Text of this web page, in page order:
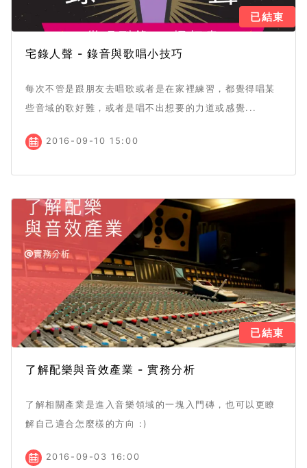
已結束
宅錄人聲 - 錄音與歌唱小技巧
每次不管是跟朋友去唱歌或者是在家裡練習，都覺得唱某
些音域的歌好難，或者是唱不出想要的力道或感覺...
2016-09-10 15:00
已結束
了解配樂與音效產業 - 實務分析
了解相關產業是進入音樂領域的一塊入門磚，也可以更瞭
解自己適合怎麼樣的方向 :)
2016-09-03 16:00